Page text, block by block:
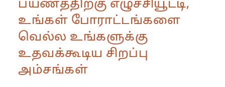
பயணத்திற்கு எழுச்சியூட்டி,
உங்கள் போராட்டங்களை
வெல்ல உங்களுக்கு
உதவக்கூடிய சிறப்பு
அம்சங்கள்